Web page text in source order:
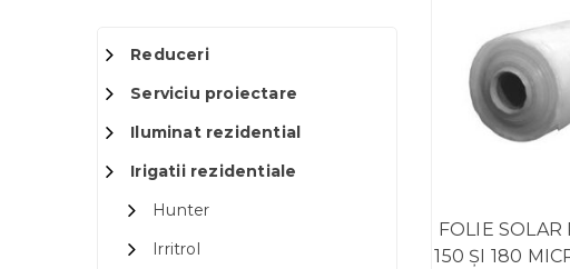
Reduceri
Serviciu proiectare
Iluminat rezidential
Irigatii rezidentiale
Hunter
Irritrol
FOLIE SOLAR
150 ȘI 180